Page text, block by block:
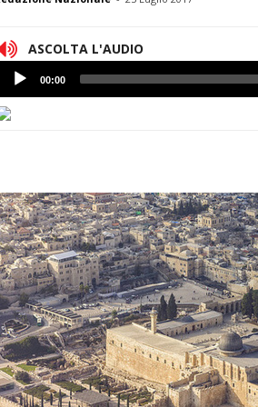
ASCOLTA L'AUDIO
Lettore
00:00